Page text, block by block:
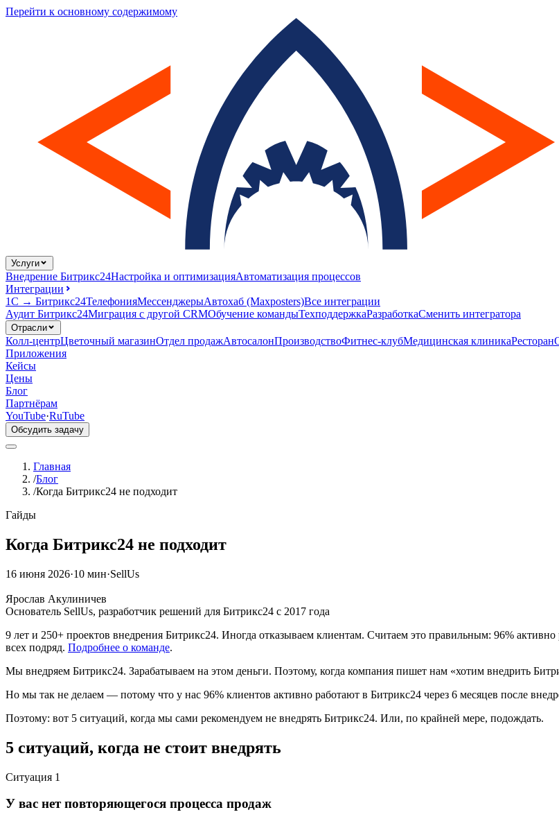
Перейти к основному содержимому
Услуги
Внедрение Битрикс24Настройка и оптимизацияАвтоматизация процессов
Интеграции
1С → Битрикс24ТелефонияМессенджерыАвтохаб (Maxposters)Все интеграции
Аудит Битрикс24Миграция с другой CRMОбучение командыТехподдержкаРазработкаСменить интегратора
Отрасли
Колл-центрЦветочный магазинОтдел продажАвтосалонПроизводствоФитнес-клубМедицинская клиникаРесторан
Приложения
Кейсы
Цены
Блог
Партнёрам
YouTube·RuTube
Обсудить задачу
Главная
/Блог
/Когда Битрикс24 не подходит
Гайды
Когда Битрикс24 не подходит
16 июня 2026·10 мин·SellUs
Ярослав Акулиничев
Основатель SellUs, разработчик решений для Битрикс24 с 2017 года
9 лет и 250+ проектов внедрения Битрикс24. Иногда отказываем клиентам. Считаем это правильным: 96%
всех подряд. Подробнее о команде.
Мы внедряем Битрикс24. Зарабатываем на этом деньги. Поэтому, когда компания пишет нам «хотим внедрить
Но мы так не делаем — потому что у нас 96% клиентов активно работают в Битрикс24 через 6 месяцев после
Поэтому: вот 5 ситуаций, когда мы сами рекомендуем не внедрять Битрикс24. Или, по крайней мере, подождать.
5 ситуаций, когда не стоит внедрять
Ситуация 1
У вас нет повторяющегося процесса продаж